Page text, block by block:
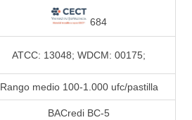
684
ATCC: 13048; WDCM: 00175;
Rango medio 100-1.000 ufc/pastilla
BACredi BC-5